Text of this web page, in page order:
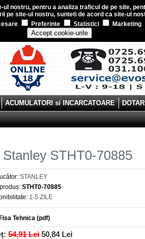
nostru, pentru a analiza traficul de pe site,
pe site-ul nostru, sunteti de acord ca site-ul
Preferinte Statistici Marketing
Accept cookie-urile
ACUMULATORI si INCARCATOARE
STHT0-70885
STANLEY
STHT0-70885
1-5 ZILE
Fisa Tehnica (pdf)
54,91 Lei 50,84 Lei